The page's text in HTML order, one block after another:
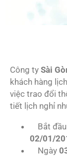
Công ty Sài
khách hàng
việc trao đổi
tiết lịch nghỉ
Bắt đầu
02/01/
Ngày